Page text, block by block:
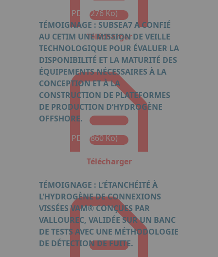
Format : PDF (276 Ko)
Télécharger
TÉMOIGNAGE : SUBSEA7 A CONFIÉ
AU CETIM UNE MISSION DE VEILLE
TECHNOLOGIQUE POUR ÉVALUER LA
DISPONIBILITÉ ET LA MATURITÉ DES
ÉQUIPEMENTS NÉCESSAIRES À LA
CONCEPTION ET À LA
CONSTRUCTION DE PLATEFORMES
DE PRODUCTION D’HYDROGÈNE
OFFSHORE.
Format : PDF (860 Ko)
Télécharger
TÉMOIGNAGE : L’ÉTANCHÉITÉ À
L’HYDROGÈNE DE CONNEXIONS
VISSÉES VAM® CONÇUES PAR
VALLOUREC, VALIDÉE SUR UN BANC
DE TESTS AVEC UNE MÉTHODOLOGIE
DE DÉTECTION DE FUITE.